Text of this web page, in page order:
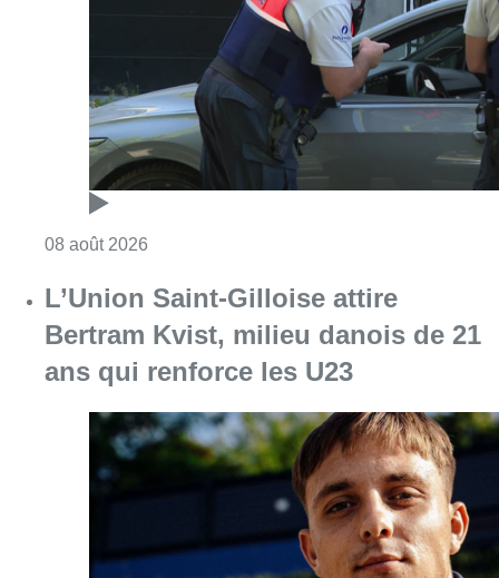
Bertram Kvist, milieu danois de 21
ans qui renforce les U23
08 août 2026 Consulter l'article "L’Union Saint-Gilloise
Facebook
TwitterWhatsApp
Share